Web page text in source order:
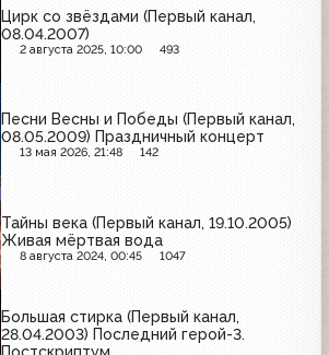
Цирк со звёздами (Первый канал,
08.04.2007)
2 августа 2025, 10:00 493
Песни Весны и Победы (Первый канал,
08.05.2009) Праздничный концерт
13 мая 2026, 21:48 142
Тайны века (Первый канал, 19.10.2005)
Живая мёртвая вода
8 августа 2024, 00:45 1047
Большая стирка (Первый канал,
28.04.2003) Последний герой-3.